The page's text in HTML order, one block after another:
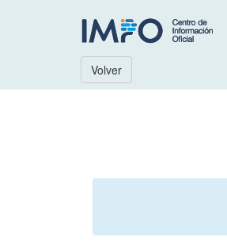
Volver